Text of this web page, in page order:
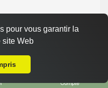
Compte
pour vous garantir la
site Web